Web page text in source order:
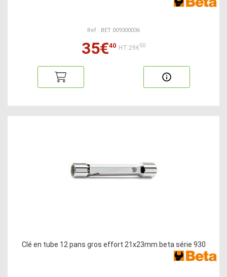
Ref : BET 009300036
35€40 HT:29€50
Clé en tube 12 pans gros effort 21x23mm beta série 930